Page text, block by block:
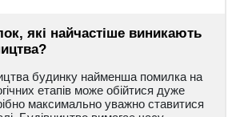
які найчастіше виникають
будинку найменша помилка на
етапів може обійтися дуже
максимально уважно ставитися